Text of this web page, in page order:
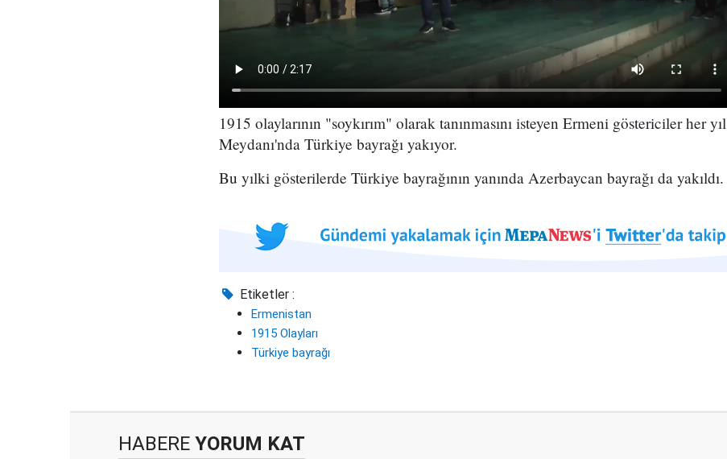
1915 olaylarının "soykırım" olarak tanınmasını isteyen Ermeni göstericiler her yıl
Meydanı'nda Türkiye bayrağı yakıyor.
Bu yılki gösterilerde Türkiye bayrağının yanında Azerbaycan bayrağı da yakıldı.
Etiketler :
Ermenistan
1915 Olayları
Türkiye bayrağı
HABERE YORUM KAT